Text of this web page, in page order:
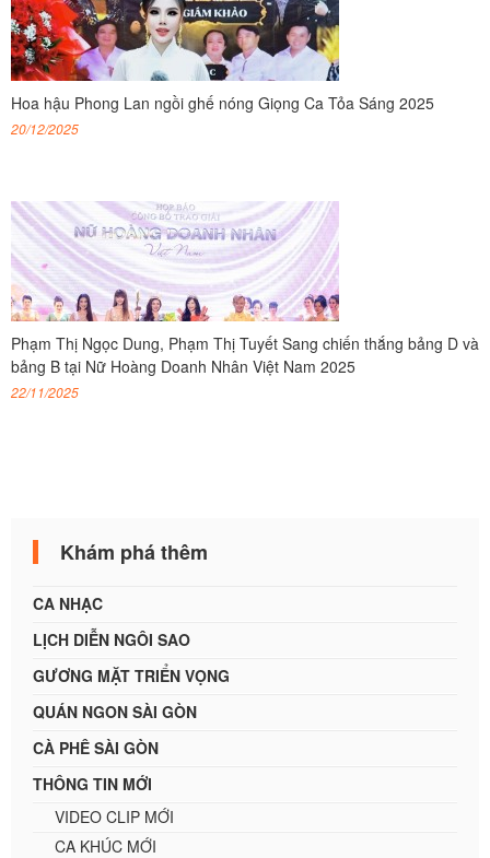
Hoa hậu Phong Lan ngồi ghế nóng Giọng Ca Tỏa Sáng 2025
20/12/2025
Phạm Thị Ngọc Dung, Phạm Thị Tuyết Sang chiến thắng bảng D và
bảng B tại Nữ Hoàng Doanh Nhân Việt Nam 2025
22/11/2025
Khám phá thêm
CA NHẠC
LỊCH DIỄN NGÔI SAO
GƯƠNG MẶT TRIỂN VỌNG
QUÁN NGON SÀI GÒN
CÀ PHÊ SÀI GÒN
THÔNG TIN MỚI
VIDEO CLIP MỚI
CA KHÚC MỚI